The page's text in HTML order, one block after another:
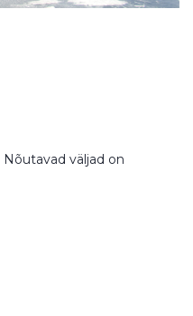
Nõutavad väljad on